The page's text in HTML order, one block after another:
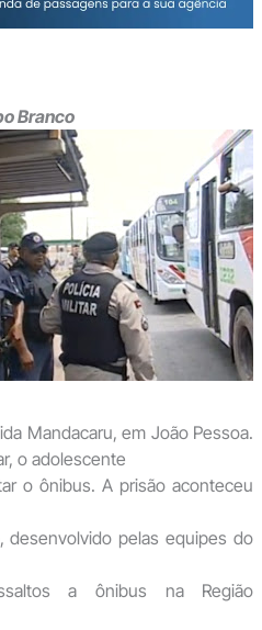
Branco
Mandacaru, em João Pessoa.
o adolescente
o ônibus. A prisão aconteceu
desenvolvido pelas equipes do
a ônibus na Região